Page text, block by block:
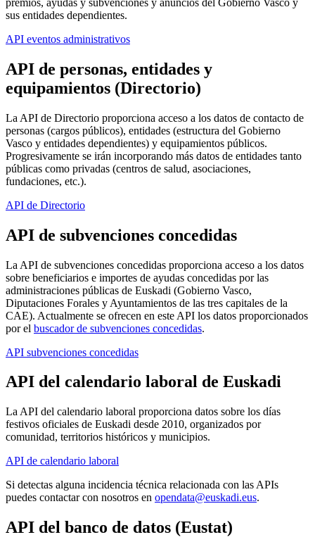
premios, ayudas y subvenciones y anuncios del Gobierno Vasco y
sus entidades dependientes.
API eventos administrativos
API de personas, entidades y
equipamientos (Directorio)
La API de Directorio proporciona acceso a los datos de contacto de
personas (cargos públicos), entidades (estructura del Gobierno
Vasco y entidades dependientes) y equipamientos públicos.
Progresivamente se irán incorporando más datos de entidades tanto
públicas como privadas (centros de salud, asociaciones,
fundaciones, etc.).
API de Directorio
API de subvenciones concedidas
La API de subvenciones concedidas proporciona acceso a los datos
sobre beneficiarios e importes de ayudas concedidas por las
administraciones públicas de Euskadi (Gobierno Vasco,
Diputaciones Forales y Ayuntamientos de las tres capitales de la
CAE). Actualmente se ofrecen en este API los datos proporcionados
por el buscador de subvenciones concedidas.
API subvenciones concedidas
API del calendario laboral de Euskadi
La API del calendario laboral proporciona datos sobre los días
festivos oficiales de Euskadi desde 2010, organizados por
comunidad, territorios históricos y municipios.
API de calendario laboral
Si detectas alguna incidencia técnica relacionada con las APIs
puedes contactar con nosotros en opendata@euskadi.eus.
API del banco de datos (Eustat)